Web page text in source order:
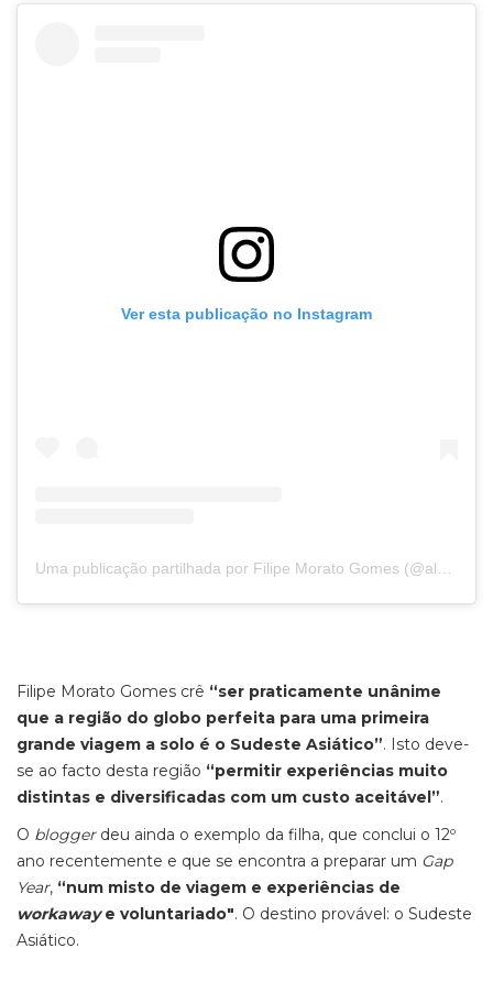
Ver esta publicação no Instagram
Filipe Morato Gomes crê “ser praticamente unânime
que a região do globo perfeita para uma primeira
grande viagem a solo é o Sudeste Asiático”. Isto deve-
se ao facto desta região “permitir experiências muito
distintas e diversificadas com um custo aceitável”.
O bloggerdeu ainda o exemplo da filha, que conclui o 12º
ano recentemente e que se encontra a preparar um Gap
Year, “num misto de viagem e experiências de
workawaye voluntariado". O destino provável: o Sudeste
Asiático.